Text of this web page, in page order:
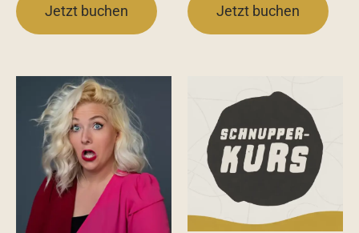
Jetzt buchen Jetzt buchen